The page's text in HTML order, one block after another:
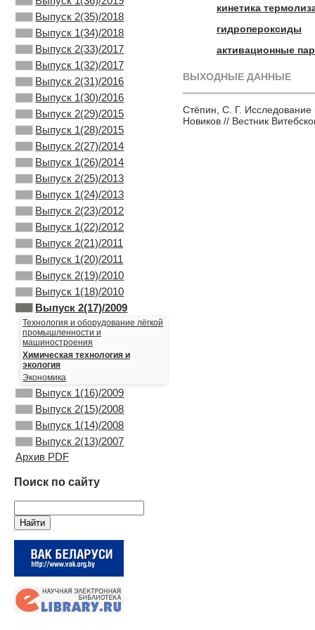
Выпуск 2(35)/2018
Выпуск 1(34)/2018
Выпуск 2(33)/2017
Выпуск 1(32)/2017
Выпуск 2(31)/2016
Выпуск 1(30)/2016
Выпуск 2(29)/2015
Выпуск 1(28)/2015
Выпуск 2(27)/2014
Выпуск 1(26)/2014
Выпуск 2(25)/2013
Выпуск 1(24)/2013
Выпуск 2(23)/2012
Выпуск 1(22)/2012
Выпуск 2(21)/2011
Выпуск 1(20)/2011
Выпуск 2(19)/2010
Выпуск 1(18)/2010
Выпуск 2(17)/2009
Технология и оборудование лёгкой
промышленности и
машиностроения
Химическая технология и
экология
Экономика
Выпуск 1(16)/2009
Выпуск 2(15)/2008
Выпуск 1(14)/2008
Выпуск 2(13)/2007
Архив PDF
Поиск по сайту
кинетика
гидропероксиды
активационные
ВЫХОДНЫЕ ДАННЫЕ
Стёпин, С. Г. Исследование
Новиков // Вестник